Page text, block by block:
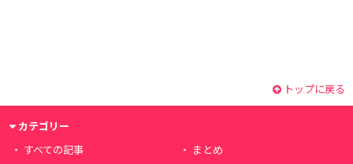
トップに戻る
カテゴリー
すべての記事
まとめ